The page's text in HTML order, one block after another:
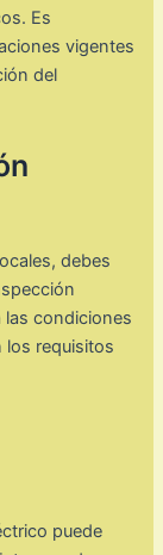
Es
vigentes
del
debes
las condiciones
los requisitos
puede